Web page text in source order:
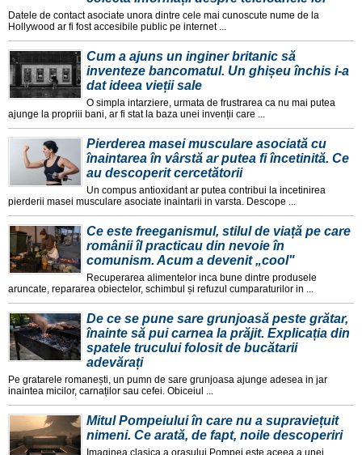
Datele de contact asociate unora dintre cele mai cunoscute nume de la
Hollywood ar fi fost accesibile public pe internet ...
Cum a ajuns un inginer britanic să
inventeze bancomatul. Un ghișeu închis i-a
dat ideea vieții sale
O simpla intarziere, urmata de frustrarea ca nu mai putea
ajunge la propriii bani, ar fi stat la baza unei invenții care ...
Pierderea masei musculare asociată cu
înaintarea în vârstă ar putea fi încetinită. Ce
au descoperit cercetătorii
Un compus antioxidant ar putea contribui la incetinirea
pierderii masei musculare asociate inaintarii in varsta. Descope ...
Ce este freeganismul, stilul de viață pe care
românii îl practicau din nevoie în
comunism. Acum a devenit „cool"
Recuperarea alimentelor inca bune dintre produsele
aruncate, repararea obiectelor, schimbul și refuzul cumparaturilor in ...
De ce se pune sare grunjoasă peste grătar,
înainte să pui carnea la prăjit. Explicația din
spatele trucului folosit de bucătarii
adevărați
Pe gratarele romanești, un pumn de sare grunjoasa ajunge adesea in jar
inaintea micilor, carnaților sau cefei. Obiceiul ...
Mitul Pompeiului în care nu a supraviețuit
nimeni. Ce arată, de fapt, noile descoperiri